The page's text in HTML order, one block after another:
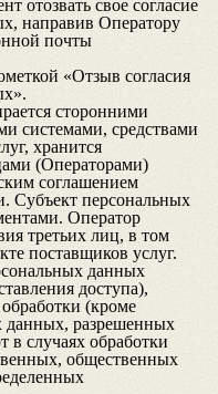
отозвать свое согласие
направив Оператору
почты
«Отзыв согласия
сторонними
системами, средствами
хранится
(Операторами)
соглашением
Субъект персональных
Оператор
третьих лиц, в том
поставщиков услуг.
данных
доступа),
(кроме
данных, разрешенных
в случаях обработки
общественных